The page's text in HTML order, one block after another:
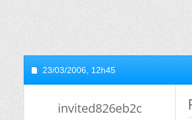
23/03/2006, 12h45
invited826eb2c